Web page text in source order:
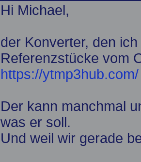
Hi Michael,
der Konverter, den
Referenzstücke vom
https://ytmp3hub.com/
Der kann manchmal
was er soll.
Und weil wir gerade